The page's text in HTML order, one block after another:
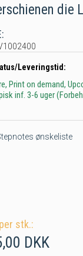
die
Leveringstid:
Print on demand,
inf. 3-6 uger
ønskeliste
stk.:
DKK